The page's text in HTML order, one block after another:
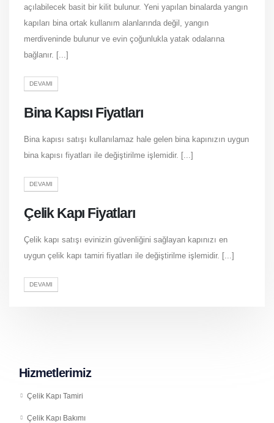
açılabilecek basit bir kilit bulunur. Yeni yapılan binalarda yangın
kapıları bina ortak kullanım alanlarında değil, yangın
merdiveninde bulunur ve evin çoğunlukla yatak odalarına
bağlanır. [...]
DEVAMI
Bina Kapısı Fiyatları
Bina kapısı satışı kullanılamaz hale gelen bina kapınızın uygun
bina kapısı fiyatları ile değiştirilme işlemidir. [...]
DEVAMI
Çelik Kapı Fiyatları
Çelik kapı satışı evinizin güvenliğini sağlayan kapınızı en
uygun çelik kapı tamiri fiyatları ile değiştirilme işlemidir. [...]
DEVAMI
Hizmetlerimiz
Çelik Kapı Tamiri
Çelik Kapı Bakımı